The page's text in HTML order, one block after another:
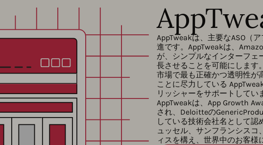
AppTweakは、主要なASO（
進です。AppTweakは、
が、シンプルなインターフェ
長させることを可能にします。
市場で最も正確かつ透明性が
ことに尽力している
リッシャーをサポートしてい
AppTweakは、App Growth
され、Deloitteの
している技術会社名として認
ュッセル、サンフランシスコ
ィスを構え、世界中のお客様